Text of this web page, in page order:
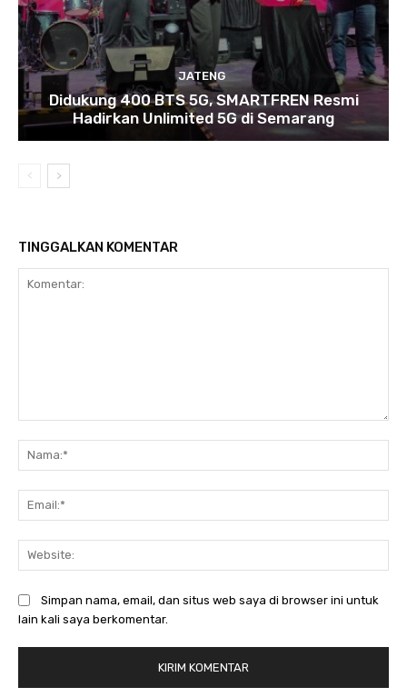
JATENG
Didukung 400 BTS 5G, SMARTFREN Resmi
Hadirkan Unlimited 5G di Semarang
TINGGALKAN KOMENTAR
Simpan nama, email, dan situs web saya di browser ini untuk
lain kali saya berkomentar.